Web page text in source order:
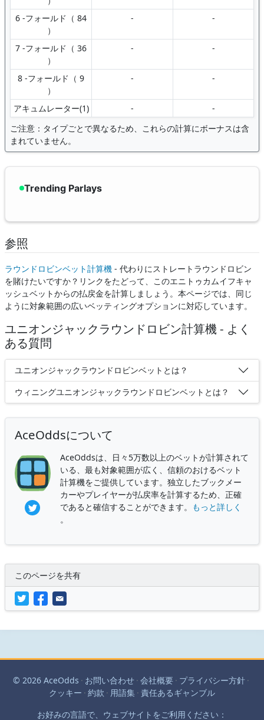
6 -フォールド（ 84
）
- -
7 -フォールド（ 36
）
- -
8 -フォールド（ 9
）
- -
アキュムレーター(1) -
-
ご注意：タイプごとで異なるため、これらの計算にボーナスは含
まれていません。
参照
ラウンドロビンベット計算機 - 代わりにストレートラウンドロビン
を賭けたいですか？リンクをたどって、このエニトゥカムイフキャ
ッシュベットからの払戻金を計算しましょう。本ページでは、同じ
ように対象範囲の広いベッティングオプションに対応しています。
ユニオンジャックラウンドロビン計算機 - よく
ある質問
ユニオンジャックラウンドロビンベットとは？
ウィニングユニオンジャックラウンドロビンベットとは？
AceOddsについて
AceOddsは、日々5万数以上のベットが計算されて
いる、最も対象範囲が広く、信頼のおけるベット
計算機をご提供しています。独立したブックメー
カーやプレイヤーが払戻率を計算するため、正確
であると確信することができます。
もっと詳しく
。
このページを共有
© 2026 AceOdds · お問い合わせ · 会社概要 · プライバシー方針 ·
クッキー · 約款 · 用語集 · 責任あるギャンブル
お好みの言語で、ウェブサイトをご利用ください：